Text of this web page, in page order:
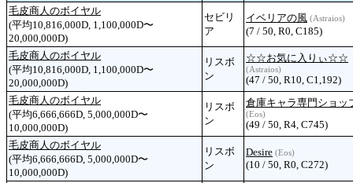
毛皮商人のボイヤル
(平均10,816,000D, 1,100,000D〜
20,000,000D)
セビリ
ア
イベリアの風 (Astraios)
(7 / 50, R0, C185)
毛皮商人のボイヤル
(平均10,816,000D, 1,100,000D〜
20,000,000D)
リスボ
ン
☆☆お気に入りぃ☆☆
(Astraios)
(47 / 50, R10, C1,192)
毛皮商人のボイヤル
(平均6,666,666D, 5,000,000D〜
10,000,000D)
リスボ
ン
倉庫キャラ専門ショッ
(Eos)
(49 / 50, R4, C745)
毛皮商人のボイヤル
(平均6,666,666D, 5,000,000D〜
10,000,000D)
リスボ
ン
Desire (Eos)
(10 / 50, R0, C272)